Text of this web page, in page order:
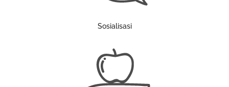
Sosialisasi